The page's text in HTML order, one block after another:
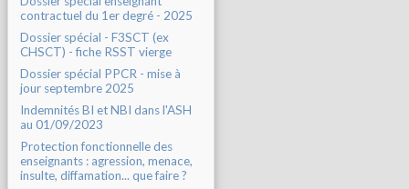
contractuel du 1er degré - 2025
Dossier spécial - F3SCT (ex
CHSCT) - fiche RSST vierge
Dossier spécial PPCR - mise à
jour septembre 2025
Indemnités BI et NBI dans l'ASH
au 01/09/2023
Protection fonctionnelle des
enseignants : agression, menace,
insulte, diffamation... que faire ?